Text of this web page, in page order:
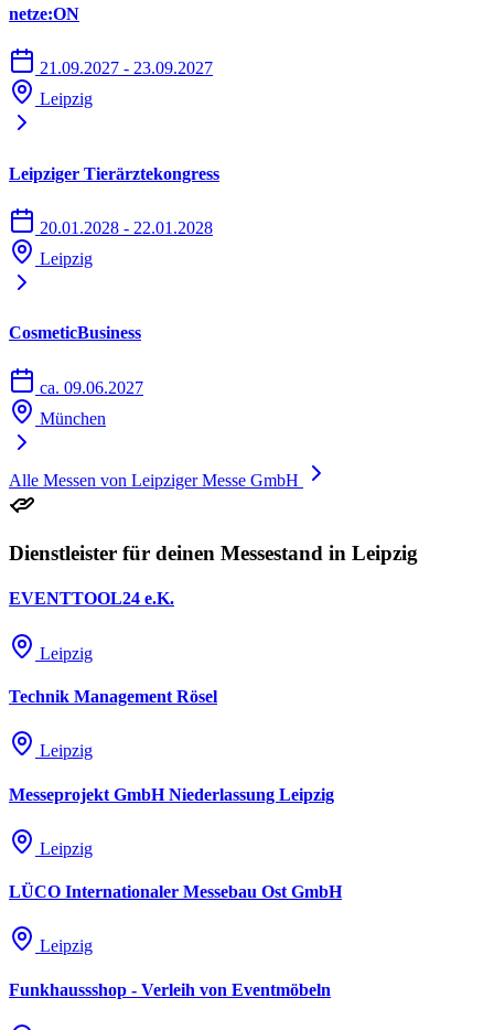
netze:ON
21.09.2027 - 23.09.2027
Leipzig
Leipziger Tierärztekongress
20.01.2028 - 22.01.2028
Leipzig
CosmeticBusiness
ca. 09.06.2027
München
Alle Messen von Leipziger Messe GmbH
Dienstleister für deinen Messestand in Leipzig
EVENTTOOL24 e.K.
Leipzig
Technik Management Rösel
Leipzig
Messeprojekt GmbH Niederlassung Leipzig
Leipzig
LÜCO Internationaler Messebau Ost GmbH
Leipzig
Funkhaussshop - Verleih von Eventmöbeln